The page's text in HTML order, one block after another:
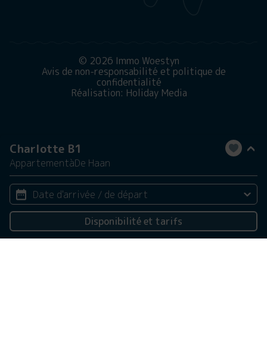
Charlotte B1
AppartementàDe Haan
Date d'arrivée / de départ
2 personnesDisponibilité et tarifs
© 2026 Immo Woestyn
Avis de non-responsabilité et politique de
confidentialité
Réalisation: Holiday Media